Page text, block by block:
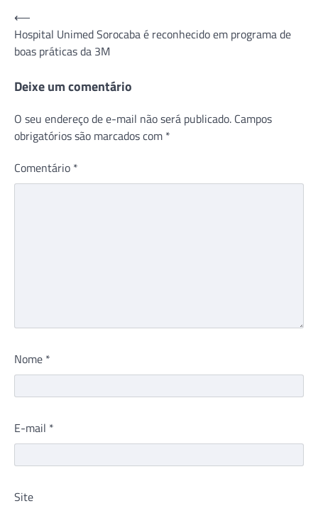
Navegação
de
Post
⟵
Hospital Unimed Sorocaba é reconhecido em programa de
boas práticas da 3M
Deixe um comentário
O seu endereço de e-mail não será publicado. Campos
obrigatórios são marcados com *
Comentário *
Nome *
E-mail *
Site